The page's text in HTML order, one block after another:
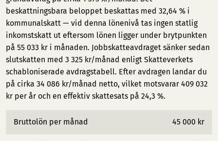
beskattningsbara beloppet beskattas med 32,64 % i
kommunalskatt — vid denna lönenivå tas ingen statlig
inkomstskatt ut eftersom lönen ligger under brytpunkten
på 55 033 kr i månaden. Jobbskatteavdraget sänker sedan
slutskatten med 3 325 kr/månad enligt Skatteverkets
schabloniserade avdragstabell. Efter avdragen landar du
på cirka 34 086 kr/månad netto, vilket motsvarar 409 032
kr per år och en effektiv skattesats på 24,3 %.
Bruttolön per månad 45 000 kr